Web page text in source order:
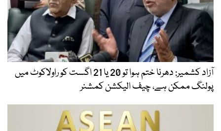
آزاد کشمیر: دھرنا ختم ہوا تو 20 یا 21 اگست کو راولاکوٹ میں
پولنگ ممکن ہے، چیف الیکشن کمشنر